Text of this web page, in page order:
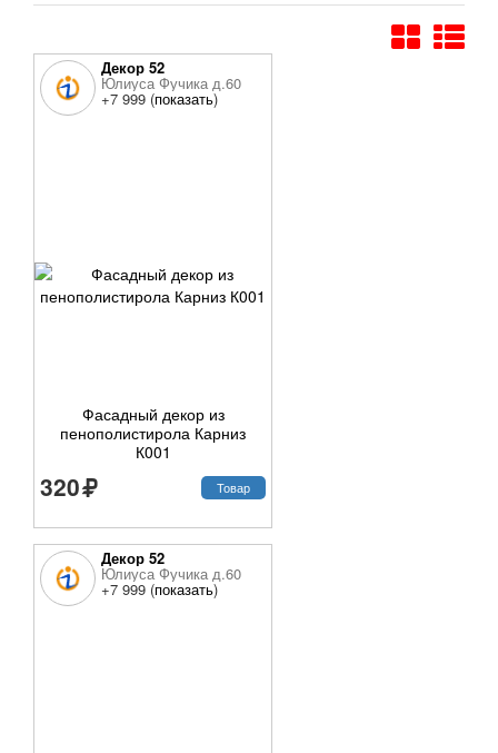
Декор 52
Юлиуса Фучика д.60
+7 999 (показать)
Фасадный декор из
пенополистирола Карниз
К001
320 Товар
Декор 52
Юлиуса Фучика д.60
+7 999 (показать)